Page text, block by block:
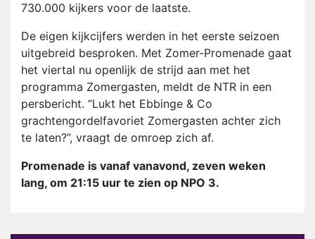
730.000 kijkers voor de laatste.
De eigen kijkcijfers werden in het eerste seizoen
uitgebreid besproken. Met Zomer-Promenade gaat
het viertal nu openlijk de strijd aan met het
programma Zomergasten, meldt de NTR in een
persbericht. “Lukt het Ebbinge & Co
grachtengordelfavoriet Zomergasten achter zich
te laten?”, vraagt de omroep zich af.
Promenade is vanaf vanavond, zeven weken
lang, om 21:15 uur te zien op NPO 3.